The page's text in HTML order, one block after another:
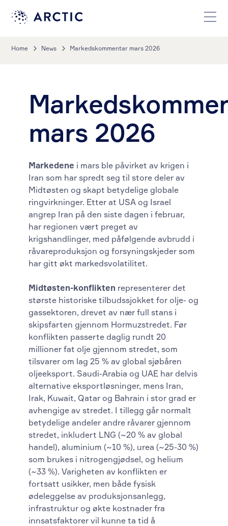
Home News Markedskommentar mars 2026
mars 2026
Markedene i mars ble påvirket av krigen i
Iran som har spredt seg til store deler av
Midtøsten og skapt betydelige globale
ringvirkninger. Etter at USA og Israel
angrep Iran på den siste dagen i februar,
har regionen vært preget av
krigshandlinger, med påfølgende avbrudd i
råvareproduksjon og forsyningskjeder som
har gitt økt markedsvolatilitet.
Midtøsten-konflikten representerer det
største historiske tilbudssjokket for olje- og
gassektoren, drevet av nær full stans i
skipsfarten gjennom Hormuzstredet. Før
konflikten passerte daglig rundt 20
millioner fat olje gjennom stredet, som
tilsvarer om lag 25 % av global sjøbåren
oljeeksport. Saudi-Arabia og UAE har delvis
alternative eksportløsninger, mens Iran,
Irak, Kuwait, Qatar og Bahrain i stor grad er
avhengige av stredet. I tillegg går normalt
betydelige andeler andre råvarer gjennom
stredet, inkludert LNG (~20 % av global
handel), aluminium (~10 %), urea (~25-30 %)
som brukes i nitrogengjødsel, og helium
(~33 %). Varigheten av konflikten er
fortsatt usikker, men både fysisk
ødeleggelse av produksjonsanlegg,
infrastruktur og økte kostnader fra
innsatsfaktorer vil kunne ta tid å